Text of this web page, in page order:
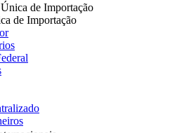
de Importação
de Importação